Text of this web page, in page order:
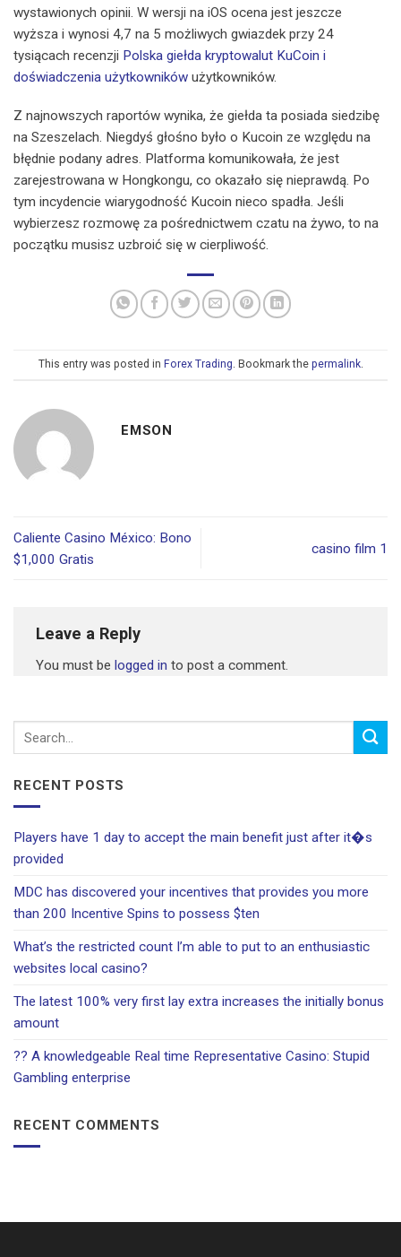
wystawionych opinii. W wersji na iOS ocena jest jeszcze
wyższa i wynosi 4,7 na 5 możliwych gwiazdek przy 24
tysiącach recenzji Polska giełda kryptowalut KuCoin i
doświadczenia użytkowników użytkowników.
Z najnowszych raportów wynika, że giełda ta posiada siedzibę
na Szeszelach. Niegdyś głośno było o Kucoin ze względu na
błędnie podany adres. Platforma komunikowała, że jest
zarejestrowana w Hongkongu, co okazało się nieprawdą. Po
tym incydencie wiarygodność Kucoin nieco spadła. Jeśli
wybierzesz rozmowę za pośrednictwem czatu na żywo, to na
początku musisz uzbroić się w cierpliwość.
This entry was posted in Forex Trading. Bookmark the permalink.
EMSON
Caliente Casino México: Bono
$1,000 Gratis
casino film 1
Leave a Reply
You must be logged in to post a comment.
RECENT POSTS
Players have 1 day to accept the main benefit just after it�s
provided
MDC has discovered your incentives that provides you more
than 200 Incentive Spins to possess $ten
What’s the restricted count I’m able to put to an enthusiastic
websites local casino?
The latest 100% very first lay extra increases the initially bonus
amount
?? A knowledgeable Real time Representative Casino: Stupid
Gambling enterprise
RECENT COMMENTS